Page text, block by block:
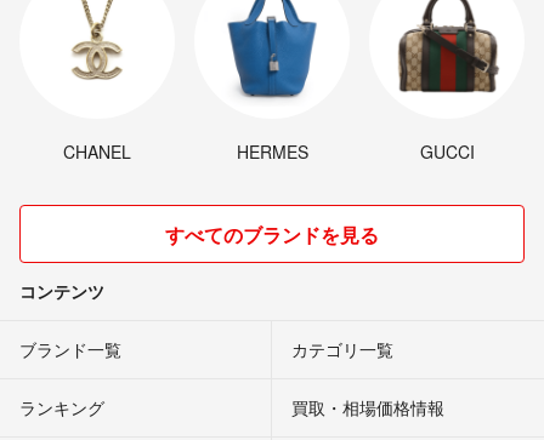
CHANEL HERMES GUCCI
すべてのブランドを見る
コンテンツ
ブランド一覧 カテゴリ一覧
ランキング 買取・相場価格情報